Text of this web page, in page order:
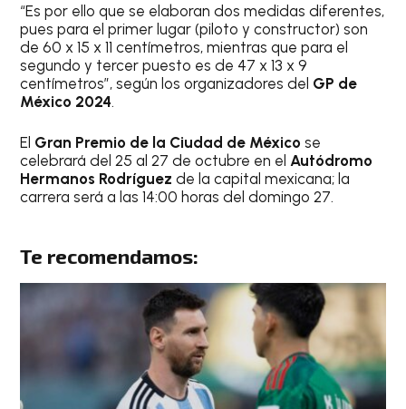
“Es por ello que se elaboran dos medidas diferentes,
pues para el primer lugar (piloto y constructor) son
de 60 x 15 x 11 centímetros, mientras que para el
segundo y tercer puesto es de 47 x 13 x 9
centímetros”, según los organizadores del GP de
México 2024.
El Gran Premio de la Ciudad de México se
celebrará del 25 al 27 de octubre en elAutódromo
Hermanos Rodríguez de la capital mexicana; la
carrera será a las 14:00 horas del domingo 27.
Te recomendamos: